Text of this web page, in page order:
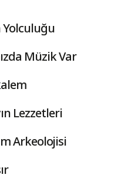
Yolculuğu
Müzik Var
Lezzetleri
Arkeolojisi